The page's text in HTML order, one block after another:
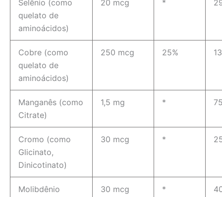
Selênio (como
quelato de
aminoácidos)
20 mcg *
Cobre (como
quelato de
aminoácidos)
250 mcg 25%
Manganês (como
Citrate)
1,5 mg *
Cromo (como
Glicinato,
Dinicotinato)
30 mcg *
Molibdênio
30 mcg *